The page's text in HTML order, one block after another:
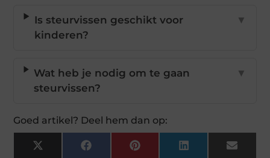
Is steurvissen geschikt voor
kinderen?
▼
Wat heb je nodig om te gaan
steurvissen?
▼
Goed artikel? Deel hem dan op:
X
FacebookPinterestLinkedInEmail